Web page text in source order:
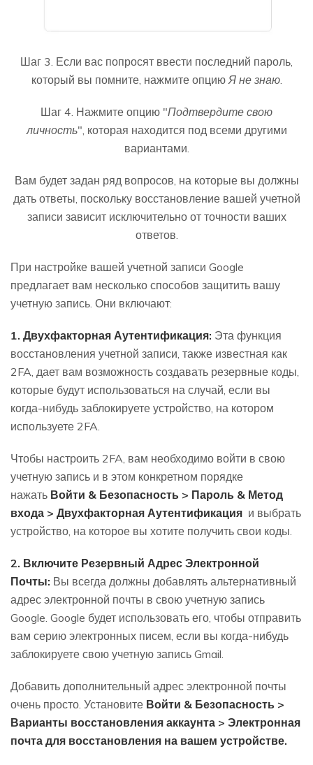
Шаг 3. Если вас попросят ввести последний пароль,
который вы помните, нажмите опциюЯ не знаю.
Шаг 4. Нажмите опцию "Подтвердите свою
личность", которая находится под всеми другими
вариантами.
Вам будет задан ряд вопросов, на которые вы должны
дать ответы, поскольку восстановление вашей учетной
записи зависит исключительно от точности ваших
ответов.
При настройке вашей учетной записи Google
предлагает вам несколько способов защитить вашу
учетную запись. Они включают:
1. Двухфакторная Аутентификация: Эта функция
восстановления учетной записи, также известная как
2FA, дает вам возможность создавать резервные коды,
которые будут использоваться на случай, если вы
когда-нибудь заблокируете устройство, на котором
используете 2FA.
Чтобы настроить 2FA, вам необходимо войти в свою
учетную запись и в этом конкретном порядке
нажать Войти & Безопасность > Пароль & Метод
входа > Двухфакторная Аутентификация и выбрать
устройство, на которое вы хотите получить свои коды.
2. Включите Резервный Адрес Электронной
Почты: Вы всегда должны добавлять альтернативный
адрес электронной почты в свою учетную запись
Google. Google будет использовать его, чтобы отправить
вам серию электронных писем, если вы когда-нибудь
заблокируете свою учетную запись Gmail.
Добавить дополнительный адрес электронной почты
очень просто. Установите Войти & Безопасность >
Варианты восстановления аккаунта > Электронная
почта для восстановления на вашем устройстве.